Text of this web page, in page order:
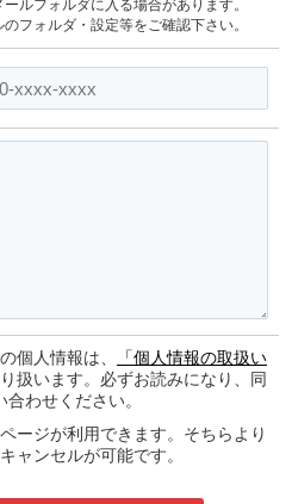
ルフォルダに入る場合があります。
フォルダ・設定等をご確認下さい。
個人情報は、
「個人情報の取扱い
扱います。必ずお読みになり、同
わせください。
ージが利用できます。そちらより
ャンセルが可能です。